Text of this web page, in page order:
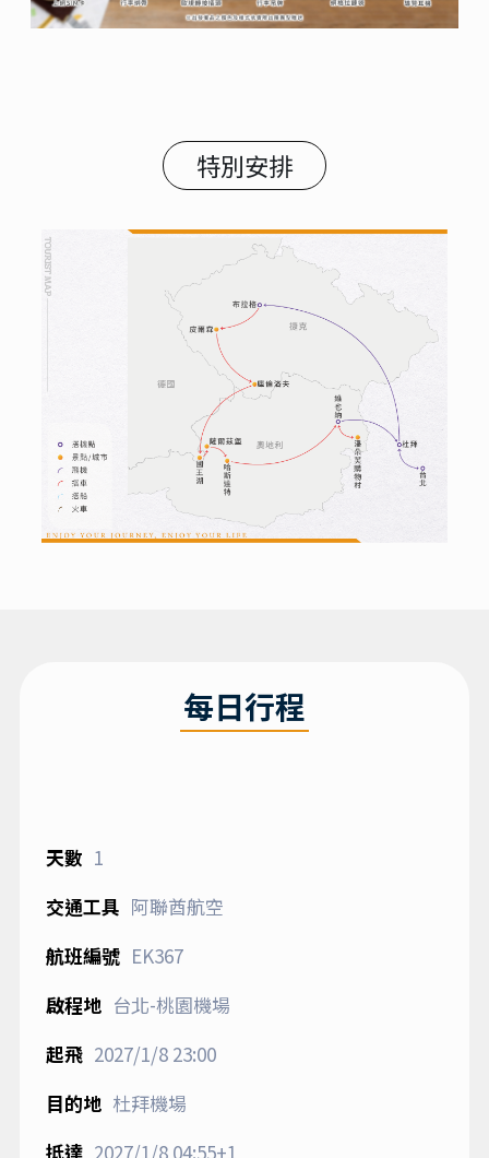
特別安排
每日行程
1
阿聯酋航空
EK367
台北-桃園機場
2027/1/823:00
杜拜機場
2027/1/804:55+1